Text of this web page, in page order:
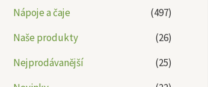
Nápoje a čaje
(497)
Naše produkty
(26)
Nejprodávanější
(25)